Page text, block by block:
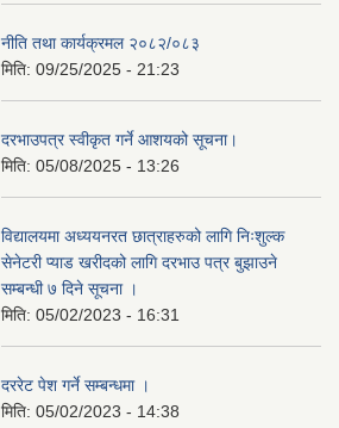
नीति तथा कार्यक्रमल २०८२/०८३
मिति: 09/25/2025 - 21:23
दरभाउपत्र स्वीकृत गर्ने आशयको सूचना।
मिति: 05/08/2025 - 13:26
विद्यालयमा अध्ययनरत छात्राहरुको लागि निःशुल्क
सेनेटरी प्याड खरीदको लागि दरभाउ पत्र बुझाउने
सम्बन्धी ७ दिने सूचना ।
मिति: 05/02/2023 - 16:31
दररेट पेश गर्ने सम्बन्धमा ।
मिति: 05/02/2023 - 14:38